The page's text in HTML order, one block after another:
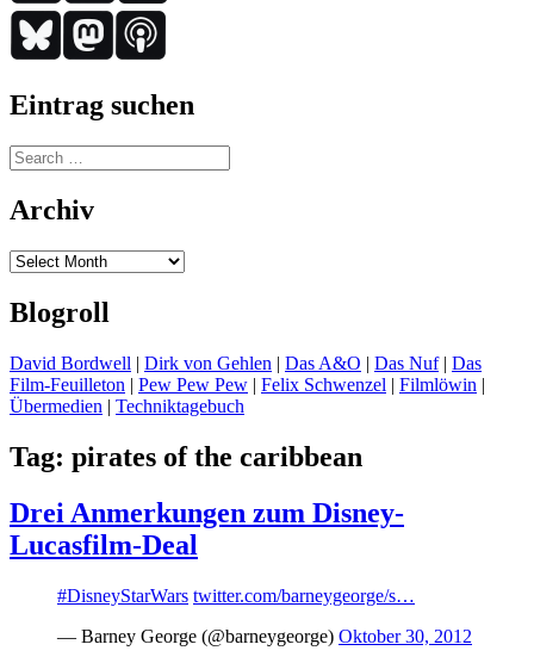
Eintrag suchen
Search
for:
Archiv
Archiv
Blogroll
David Bordwell | Dirk von Gehlen | Das A&O | Das Nuf| Das
Film-Feuilleton | Pew Pew Pew | Felix Schwenzel | Filmlöwin |
Übermedien | Techniktagebuch
Tag: pirates of the caribbean
Drei Anmerkungen zum Disney-
Lucasfilm-Deal
#DisneyStarWars twitter.com/barneygeorge/s…
— Barney George (@barneygeorge) Oktober 30, 2012